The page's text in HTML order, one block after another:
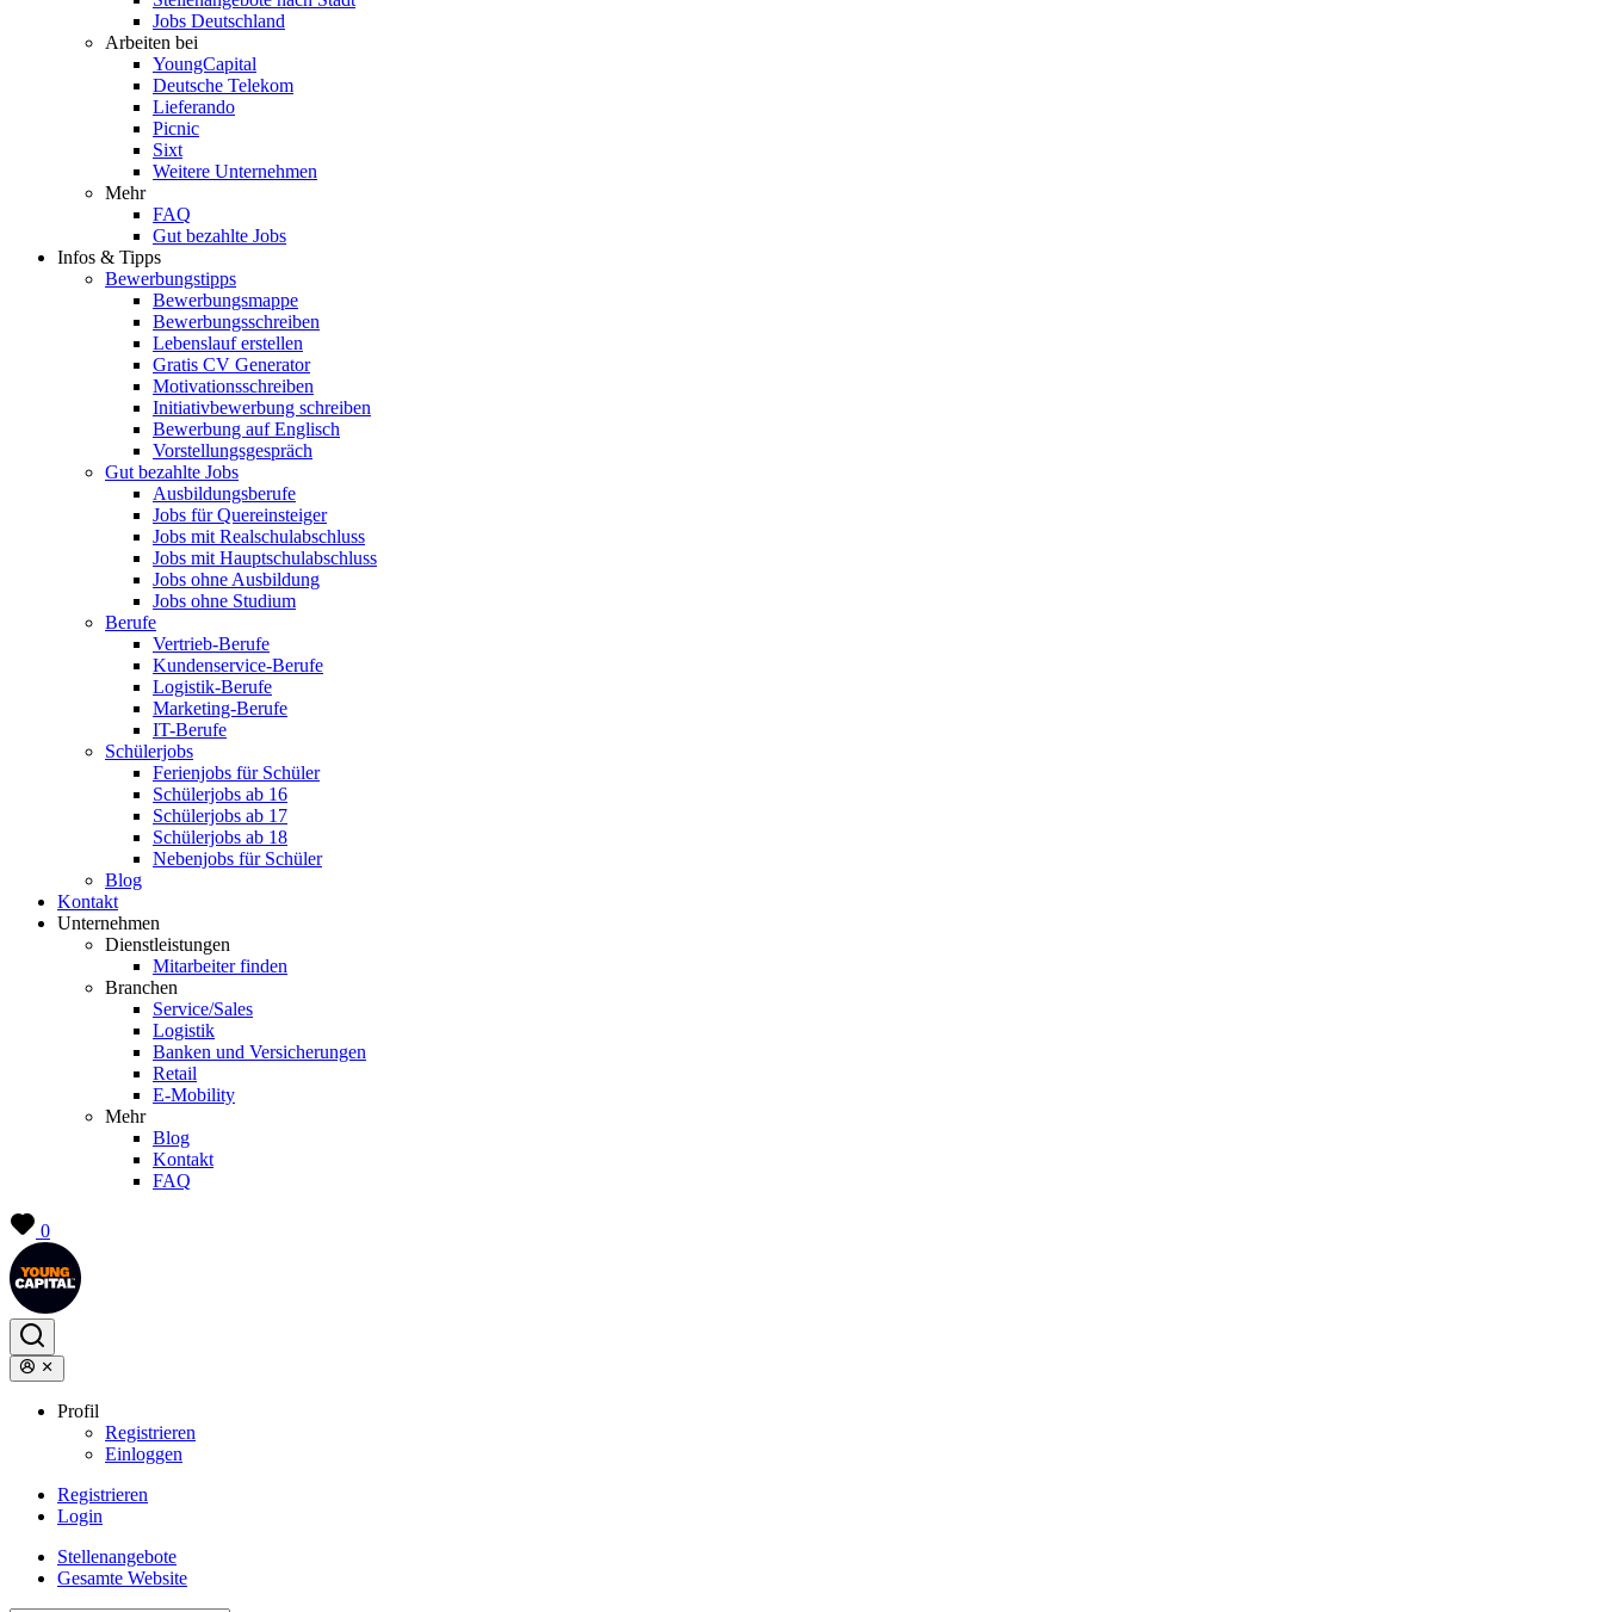
Jobs Deutschland
Arbeiten bei
YoungCapital
Deutsche Telekom
Lieferando
Picnic
Sixt
Weitere Unternehmen
Mehr
FAQ
Gut bezahlte Jobs
Infos & Tipps
Bewerbungstipps
Bewerbungsmappe
Bewerbungsschreiben
Lebenslauf erstellen
Gratis CV Generator
Motivationsschreiben
Initiativbewerbung schreiben
Bewerbung auf Englisch
Vorstellungsgespräch
Gut bezahlte Jobs
Ausbildungsberufe
Jobs für Quereinsteiger
Jobs mit Realschulabschluss
Jobs mit Hauptschulabschluss
Jobs ohne Ausbildung
Jobs ohne Studium
Berufe
Vertrieb-Berufe
Kundenservice-Berufe
Logistik-Berufe
Marketing-Berufe
IT-Berufe
Schülerjobs
Ferienjobs für Schüler
Schülerjobs ab 16
Schülerjobs ab 17
Schülerjobs ab 18
Nebenjobs für Schüler
Blog
Kontakt
Unternehmen
Dienstleistungen
Mitarbeiter finden
Branchen
Service/Sales
Logistik
Banken und Versicherungen
Retail
E-Mobility
Mehr
Blog
Kontakt
FAQ
0
Profil
Registrieren
Einloggen
Registrieren
Login
Stellenangebote
Gesamte Website